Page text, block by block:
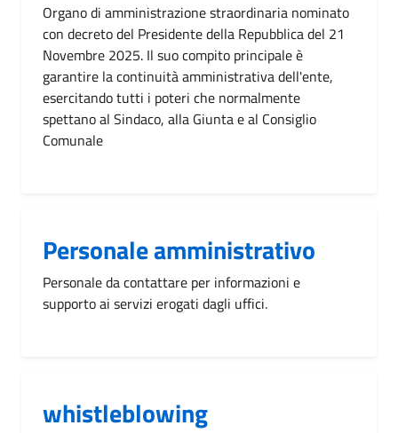
Organo di amministrazione straordinaria nominato
con decreto del Presidente della Repubblica del 21
Novembre 2025. Il suo compito principale è
garantire la continuità amministrativa dell'ente,
esercitando tutti i poteri che normalmente
spettano al Sindaco, alla Giunta e al Consiglio
Comunale
Personale amministrativo
Personale da contattare per informazioni e
supporto ai servizi erogati dagli uffici.
whistleblowing